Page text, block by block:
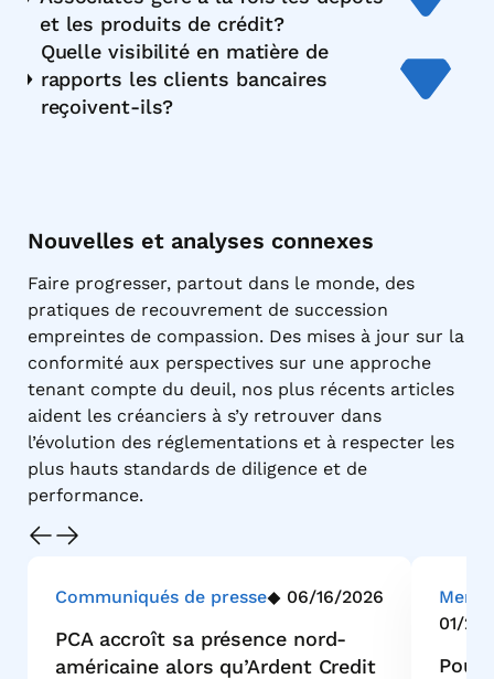
et les produits de crédit?
Quelle visibilité en matière de
rapports les clients bancaires
reçoivent-ils?
Nouvelles et analyses connexes
Faire progresser, partout dans le monde, des
pratiques de recouvrement de succession
empreintes de compassion. Des mises à jour sur la
conformité aux perspectives sur une approche
tenant compte du deuil, nos plus récents articles
aident les créanciers à s’y retrouver dans
l’évolution des réglementations et à respecter les
plus hauts standards de diligence et de
performance.
Communiqués de presse 06/16/2026
PCA accroît sa présence nord-
américaine alors qu’Ardent Credit
01/